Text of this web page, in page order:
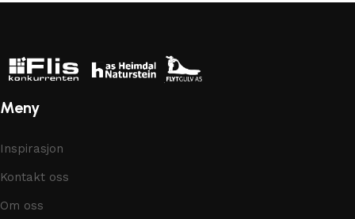
Meny
Inspirasjon
Kontakt oss
Om oss